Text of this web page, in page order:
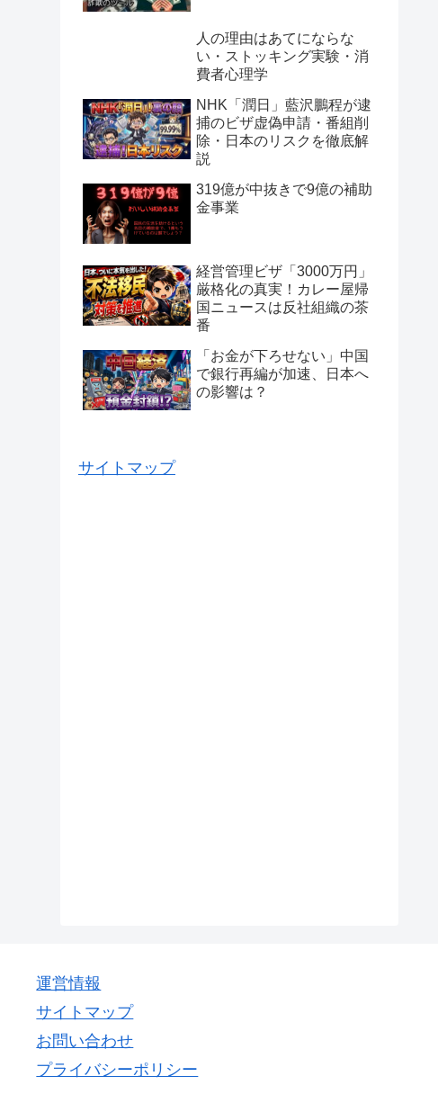
人の理由はあてにならな
い・ストッキング実験・消
費者心理学
NHK「潤日」藍沢鵬程が逮
捕のビザ虚偽申請・番組削
除・日本のリスクを徹底解
説
319億が中抜きで9億の補助
金事業
経営管理ビザ「3000万円」
厳格化の真実！カレー屋帰
国ニュースは反社組織の茶
番
「お金が下ろせない」中国
で銀行再編が加速、日本へ
の影響は？
サイトマップ
運営情報
サイトマップ
お問い合わせ
プライバシーポリシー